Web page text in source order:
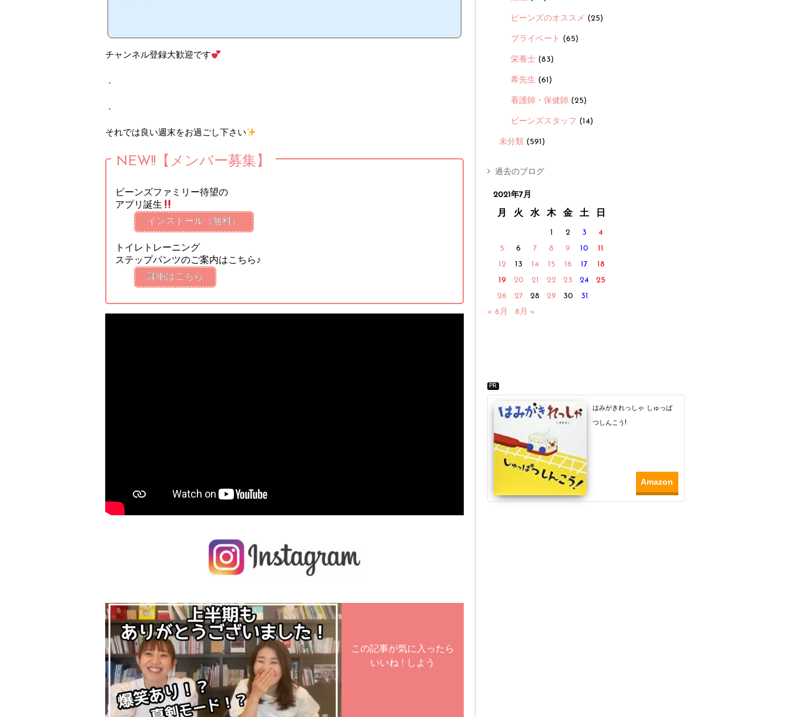
チャンネル登録大歓迎です
．
．
それでは良い週末をお過ごし下さい
NEW!!【メンバー募集】
ビーンズファミリー待望の
アプリ誕生
インストール（無料）
トイレトレーニング
ステップパンツのご案内はこちら♪
詳細はこちら
この記事が気に入ったら
いいね ! しよう
ビーンズのオススメ (25)
プライベート (65)
栄養士 (83)
希先生 (61)
看護師・保健師 (25)
ビーンズスタッフ (14)
未分類 (591)
過去のブログ
2021年7月
月 火 水 木 金 土 日
1 2 3
4
5
6 7 8 9 10
11
12
13 14 15 16 17
18
19
20 21 22 23 24
25
26
27 28 29 30
31
« 6月
8月 »
PR
はみがきれっしゃ しゅっぱ
つしんこう!
Amazon